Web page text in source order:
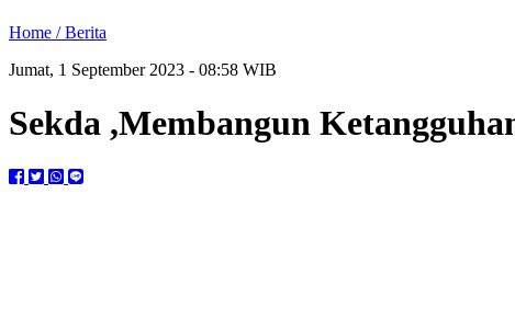
Home /Berita
Jumat, 1 September 2023 - 08:58 WIB
Sekda ,Membangun